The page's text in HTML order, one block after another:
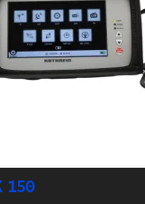
150